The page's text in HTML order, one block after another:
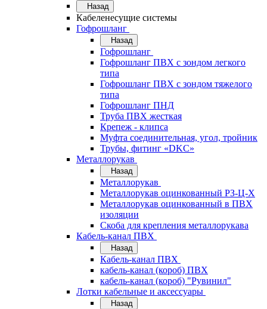
Назад
Кабеленесущие системы
Гофрошланг
Назад
Гофрошланг
Гофрошланг ПВХ с зондом легкого
типа
Гофрошланг ПВХ с зондом тяжелого
типа
Гофрошланг ПНД
Труба ПВХ жесткая
Крепеж - клипса
Муфта соединительная, угол, тройник
Трубы, фитинг «DKC»
Металлорукав
Назад
Металлорукав
Металлорукав оцинкованный РЗ-Ц-Х
Металлорукав оцинкованный в ПВХ
изоляции
Скоба для крепления металлорукава
Кабель-канал ПВХ
Назад
Кабель-канал ПВХ
кабель-канал (короб) ПВХ
кабель-канал (короб) "Рувинил"
Лотки кабельные и аксессуары
Назад